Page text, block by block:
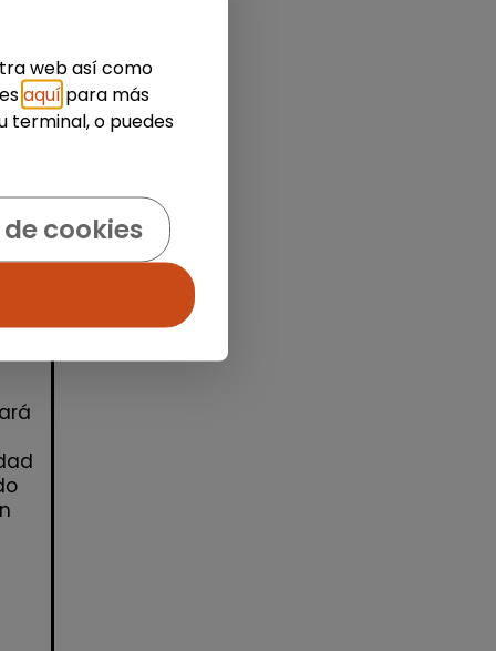
web así como
aquí para más
terminal, o puedes
cookies